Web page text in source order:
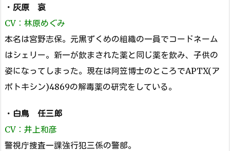
・ 灰原 哀
CV：林原めぐみ
本名は宮野志保。元黒ずくめの組織の一員でコードネーム
はシェリー。新一が飲まされた薬と同じ薬を飲み、子供の
姿になってしまった。現在は阿笠博士のところでAPTX(ア
ポトキシン)4869の解毒薬の研究をしている。
・ 白鳥 任三郎
CV：井上和彦
警視庁捜査一課強行犯三係の警部。